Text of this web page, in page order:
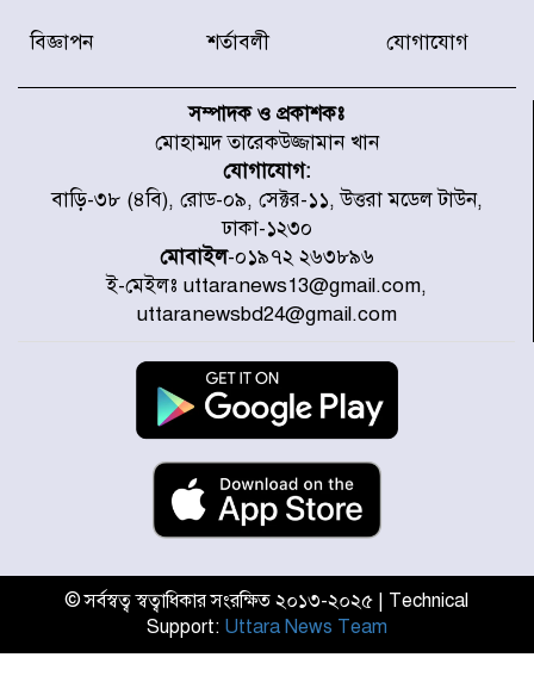
সদস্যকে বিভিন্ন মেয়াদে সাজা প্রদান
করেছে র‌্যাব-১
হরমুজ প্রণালি নিয়ে ওমানের সঙ্গে চুক্তি
চূড়ান্ত পর্যায়ে : ইরান
প্রত্যেক অপরাধীর বিচার এ দেশেই
হবে, সে যত শক্তিশালীই হোক না কেন,
চট্টগ্রামে জুলাই গণঅভ্যুত্থান দিবসে
প্রতিমন্ত্রী মীর হেলাল
আগামী ৫ দিন বৃষ্টির আভাস
হাসিনার বক্তব্য প্রচারে ভারতের সমর্থন
নেই
জুলাই গণঅভ্যুত্থানে আহত যোদ্ধা
উত্তরায় জুলাই গণঅভ্যুত্থানের ৯২
বিজ্ঞাপন শর্তাবলী যোগাযোগ
সম্পাদক ও প্রকাশকঃ
মোহাম্মদ তারেকউজ্জামান খান
যোগাযোগ:
বাড়ি-৩৮ (৪বি), রোড-০৯, সেক্টর-১১, উত্তরা মডেল টাউন,
ঢাকা-১২৩০
মোবাইল-০১৯৭২ ২৬৩৮৯৬
ই-মেইলঃ uttaranews13@gmail.com,
uttaranewsbd24@gmail.com
© সর্বস্বত্ব স্বত্বাধিকার সংরক্ষিত ২০১৩-২০২৫ | Technical
Support: Uttara News Team